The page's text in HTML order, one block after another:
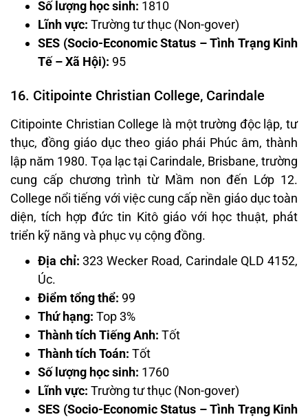
Số lượng học sinh: 1810
Lĩnh vực: Trường tư thục (Non-gover)
SES (Socio-Economic Status – Tình Trạng Kinh
Tế – Xã Hội): 95
16. Citipointe Christian College, Carindale
Citipointe Christian College là một trường độc lập, tư
thục, đồng giáo dục theo giáo phái Phúc âm, thành
lập năm 1980. Tọa lạc tại Carindale, Brisbane, trường
cung cấp chương trình từ Mầm non đến Lớp 12.
College nổi tiếng với việc cung cấp nền giáo dục toàn
diện, tích hợp đức tin Kitô giáo với học thuật, phát
triển kỹ năng và phục vụ cộng đồng.
Địa chỉ: 323 Wecker Road, Carindale QLD 4152,
Úc.
Điểm tổng thể: 99
Thứ hạng: Top 3%
Thành tích Tiếng Anh: Tốt
Thành tích Toán: Tốt
Số lượng học sinh: 1760
Lĩnh vực: Trường tư thục (Non-gover)
SES (Socio-Economic Status – Tình Trạng Kinh